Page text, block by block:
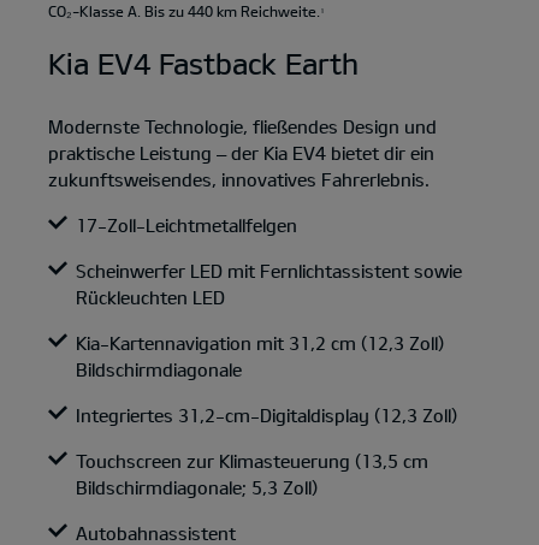
CO₂-Klasse A. Bis zu 440 km Reichweite.
1
Kia EV4 Fastback Earth
Modernste Technologie, fließendes Design und
praktische Leistung – der Kia EV4 bietet dir ein
zukunftsweisendes, innovatives Fahrerlebnis.
17-Zoll-Leichtmetallfelgen
Scheinwerfer LED mit Fernlichtassistent sowie
Rückleuchten LED
Kia-Kartennavigation mit 31,2 cm (12,3 Zoll)
Bildschirmdiagonale
Integriertes 31,2-cm-Digitaldisplay (12,3 Zoll)
Touchscreen zur Klimasteuerung (13,5 cm
Bildschirmdiagonale; 5,3 Zoll)
Autobahnassistent